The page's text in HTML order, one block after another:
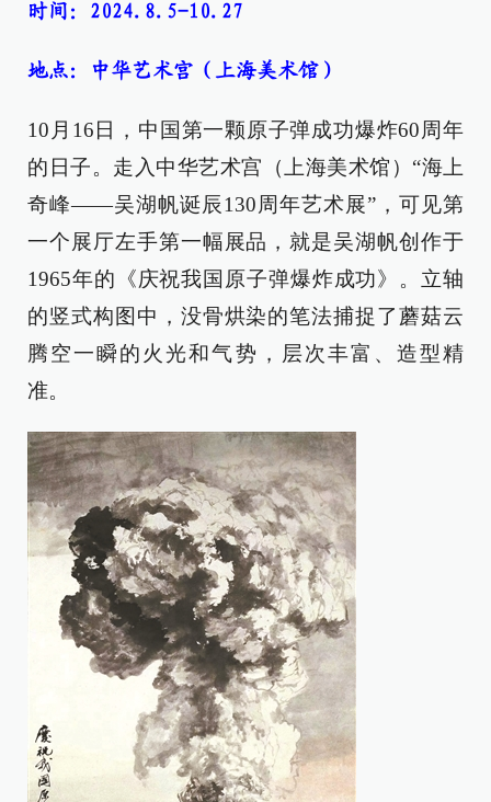
时间：2024.8.5-10.27
地点：中华艺术宫（上海美术馆）
10月16日，中国第一颗原子弹成功爆炸60周年
的日子。走入中华艺术宫（上海美术馆）“海上
奇峰——吴湖帆诞辰130周年艺术展”，可见第
一个展厅左手第一幅展品，就是吴湖帆创作于
1965年的《庆祝我国原子弹爆炸成功》。立轴
的竖式构图中，没骨烘染的笔法捕捉了蘑菇云
腾空一瞬的火光和气势，层次丰富、造型精
准。